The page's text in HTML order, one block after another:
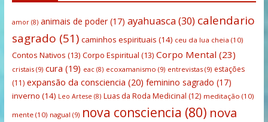
amor(8) animais de poder(17) ayahuasca(30) calendario
sagrado (51) caminhos espirituais (14) ceu da lua cheia (10)
Contos Nativos (13) Corpo Espiritual (13) Corpo Mental (23)
cristais(9) cura (19) eac(8) ecoxamanismo (9) entrevistas(9) estações
(11) expansão da consciencia (20) feminino sagrado (17)
inverno (14) Leo Artese (8) Luas da Roda Medicinal (12) meditação (10)
mente(10) nagual (9) nova consciencia (80) nova